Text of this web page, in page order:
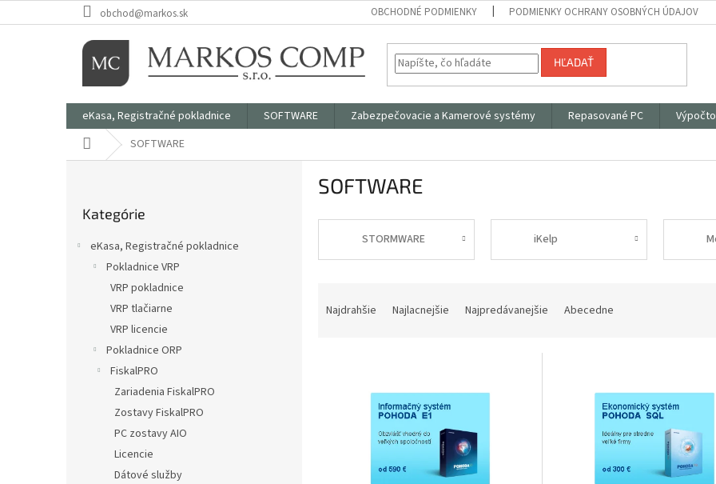
na
obchod@markos.sk OBCHODNÉ PODMIENKY PODMIENKY OCHRANY OSOBNÝCH ÚDAJOV
HĽADAŤ
eKasa, Registračné pokladnice SOFTWARE Zabezpečovacie a Kamerové systémy Repasované PC
DomovSOFTWARE
kategórie
Kategórie
eKasa, Registračné pokladnice
Pokladnice VRP
VRP pokladnice
VRP tlačiarne
VRP licencie
Pokladnice ORP
FiskalPRO
Zariadenia FiskalPRO
Zostavy FiskalPRO
PC zostavy AIO
Licencie
Dátové služby
SOFTWARE
STORMWARE iKelp
Najdrahšie Najlacnejšie Najpredávanejšie Abecedne